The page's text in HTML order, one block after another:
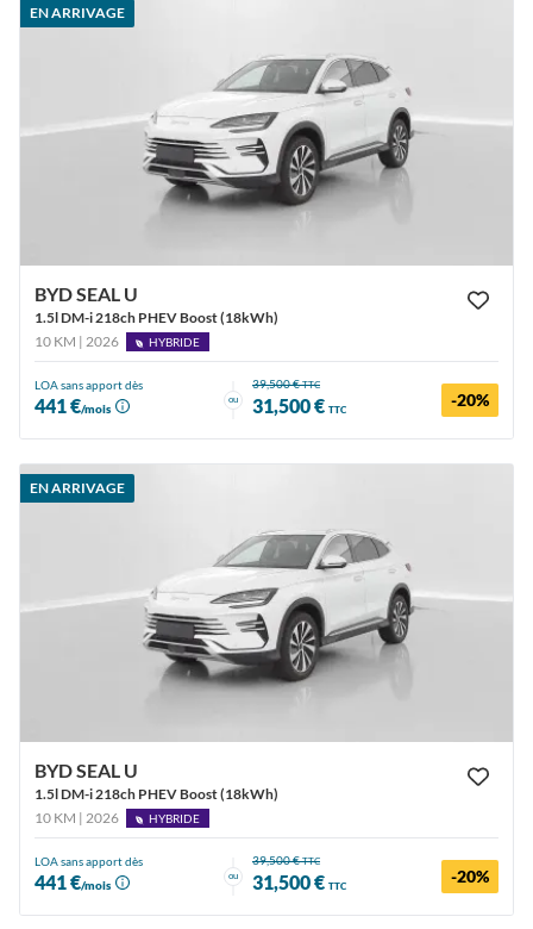
EN ARRIVAGE
BYD SEAL U
1.5l DM-i 218ch PHEV Boost (18kWh)
10 KM | 2026
HYBRIDE
LOA sans apport dès
441 €/mois
ou
39,500 €TTC
31,500 € TTC -20%
EN ARRIVAGE
BYD SEAL U
1.5l DM-i 218ch PHEV Boost (18kWh)
10 KM | 2026
HYBRIDE
LOA sans apport dès
441 €/mois
ou
39,500 €TTC
31,500 € TTC -20%